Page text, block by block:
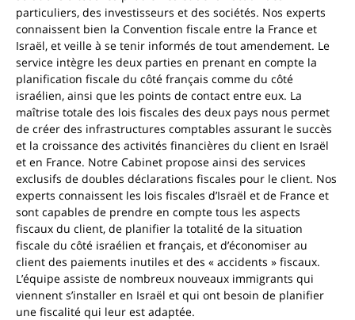
particuliers, des investisseurs et des sociétés. Nos experts
connaissent bien la Convention fiscale entre la France et
Israël, et veille à se tenir informés de tout amendement. Le
service intègre les deux parties en prenant en compte la
planification fiscale du côté français comme du côté
israélien, ainsi que les points de contact entre eux. La
maîtrise totale des lois fiscales des deux pays nous permet
de créer des infrastructures comptables assurant le succès
et la croissance des activités financières du client en Israël
et en France. Notre Cabinet propose ainsi des services
exclusifs de doubles déclarations fiscales pour le client. Nos
experts connaissent les lois fiscales d’Israël et de France et
sont capables de prendre en compte tous les aspects
fiscaux du client, de planifier la totalité de la situation
fiscale du côté israélien et français, et d’économiser au
client des paiements inutiles et des « accidents » fiscaux.
L’équipe assiste de nombreux nouveaux immigrants qui
viennent s’installer en Israël et qui ont besoin de planifier
une fiscalité qui leur est adaptée.